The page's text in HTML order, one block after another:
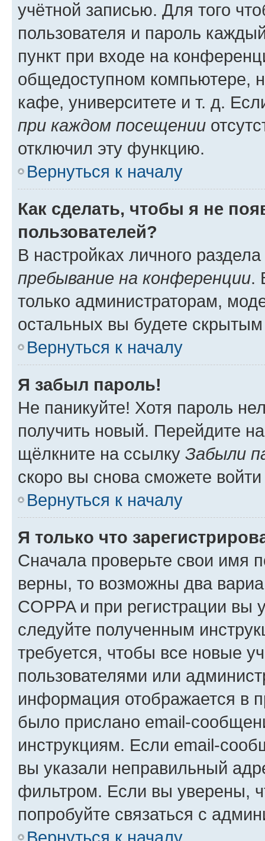
учётной записью. Для того
пользователя и пароль
пункт при входе на
общедоступном компьютере,
кафе, университете и т. д.
при каждом посещении
отключил эту функцию.
Вернуться к началу
Как сделать, чтобы я не
пользователей?
В настройках личного
пребывание на конференции.
только администраторам,
остальных вы будете
Вернуться к началу
Я забыл пароль!
Не паникуйте! Хотя пароль
получить новый. Перейдите
щёлкните на ссылку Забыли
скоро вы снова сможете
Вернуться к началу
Я только что
Сначала проверьте свои имя
верны, то возможны два
COPPA и при регистрации вы
следуйте полученным
требуется, чтобы все новые
пользователями или
информация отображается в
было прислано email-
инструкциям. Если email-
вы указали неправильный
фильтром. Если вы уверены,
попробуйте связаться с
Вернуться к началу